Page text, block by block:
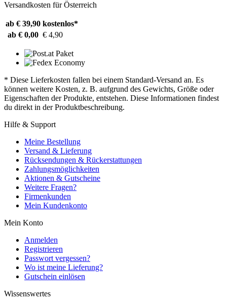
Versandkosten für Österreich
ab € 39,90 kostenlos*
ab € 0,00 € 4,90
* Diese Lieferkosten fallen bei einem Standard-Versand an. Es
können weitere Kosten, z. B. aufgrund des Gewichts, Größe oder
Eigenschaften der Produkte, entstehen. Diese Informationen findest
du direkt in der Produktbeschreibung.
Hilfe & Support
Meine Bestellung
Versand & Lieferung
Rücksendungen & Rückerstattungen
Zahlungsmöglichkeiten
Aktionen & Gutscheine
Weitere Fragen?
Firmenkunden
Mein Kundenkonto
Mein Konto
Anmelden
Registrieren
Passwort vergessen?
Wo ist meine Lieferung?
Gutschein einlösen
Wissenswertes